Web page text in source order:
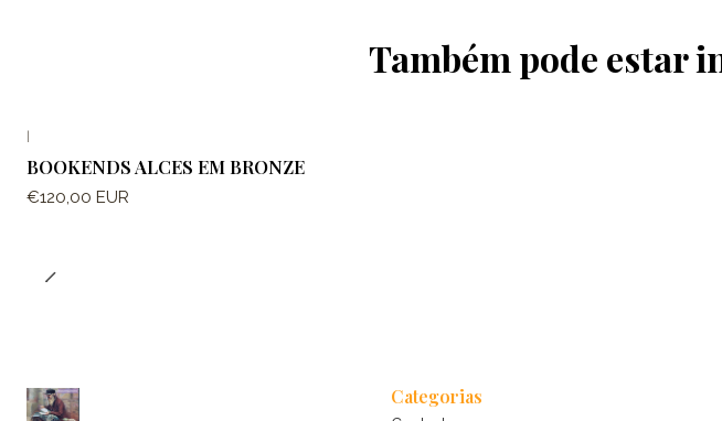
Também pode estar
|
BOOKENDS ALCES EM BRONZE
€120,00 EUR
Categorias